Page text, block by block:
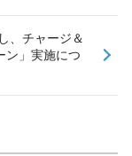
、チャージ＆
ン」実施につ